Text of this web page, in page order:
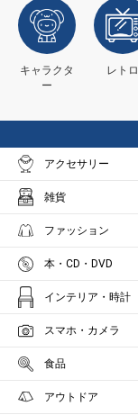
キャラクタ
ー
レトロ
アクセサリー
雑貨
ファッション
本・CD・DVD
インテリア・時計
スマホ・カメラ
食品
アウトドア